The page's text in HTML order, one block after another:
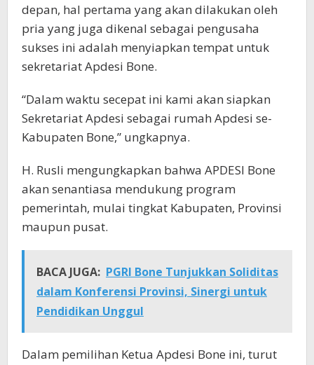
depan, hal pertama yang akan dilakukan oleh
pria yang juga dikenal sebagai pengusaha
sukses ini adalah menyiapkan tempat untuk
sekretariat Apdesi Bone.
“Dalam waktu secepat ini kami akan siapkan
Sekretariat Apdesi sebagai rumah Apdesi se-
Kabupaten Bone,” ungkapnya.
H. Rusli mengungkapkan bahwa APDESI Bone
akan senantiasa mendukung program
pemerintah, mulai tingkat Kabupaten, Provinsi
maupun pusat.
BACA JUGA: PGRI Bone Tunjukkan Soliditas
dalam Konferensi Provinsi, Sinergi untuk
Pendidikan Unggul
Dalam pemilihan Ketua Apdesi Bone ini, turut